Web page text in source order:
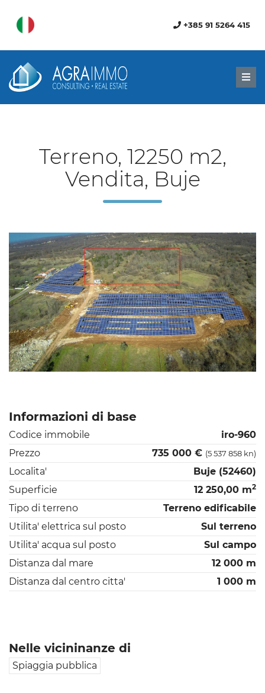
+385 91 5264 415
Terreno, 12250 m2,
Vendita, Buje
Informazioni di base
Codice immobile
iro-960
Prezzo
735 000 € (5 537 858 kn)
Localita'
Buje (52460)
Superficie
12 250,00 m2
Tipo di terreno
Terreno edificabile
Utilita' elettrica sul posto
Sul terreno
Utilita' acqua sul posto
Sul campo
Distanza dal mare
12 000 m
Distanza dal centro citta'
1 000 m
Nelle vicininanze di
Spiaggia pubblica